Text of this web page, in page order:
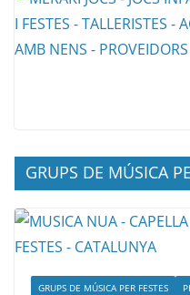
GRUPS DE MÚSICA
GRUPS DE MÚSICA PER FESTES